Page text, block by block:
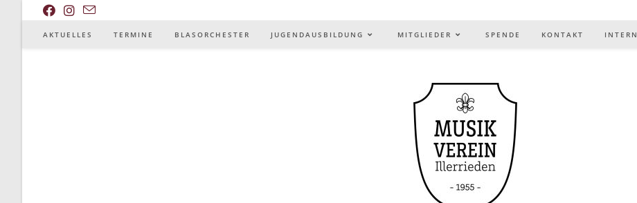
AKTUELLES TERMINE BLASORCHESTER JUGENDAUSBILDUNG MITGLIEDER SPENDE KONTAKT INTERN